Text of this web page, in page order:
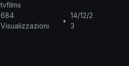
tvfilms
684
Visualizzazioni
•
14/12/2
3